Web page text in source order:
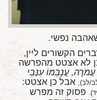
נפשי.
הקשורים ליין,
לא אצטט מהפרשה
עֲנָבֵמוֹ עִנְּבֵי
לב), אבל כן אצטט:
פסוק זה מפרש